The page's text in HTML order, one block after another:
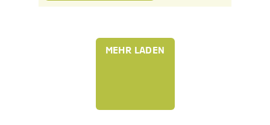
MEHR LADEN